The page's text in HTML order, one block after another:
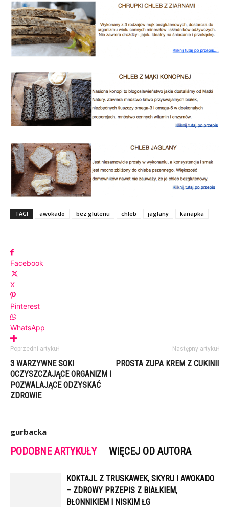
TAGI awokado bez glutenu chleb jaglany kanapka
Facebook
X
Pinterest
WhatsApp
Poprzedni artykuł
3 WARZYWNE SOKI
OCZYSZCZAJĄCE ORGANIZM I
POZWALAJĄCE ODZYSKAĆ
ZDROWIE
Następny artykuł
PROSTA ZUPA KREM Z CUKINII
gurbacka
PODOBNE ARTYKUŁY WIĘCEJ OD AUTORA
KOKTAJL Z TRUSKAWEK, SKYRU I AWOKADO
– ZDROWY PRZEPIS Z BIAŁKIEM,
BŁONNIKIEM I NISKIM ŁG